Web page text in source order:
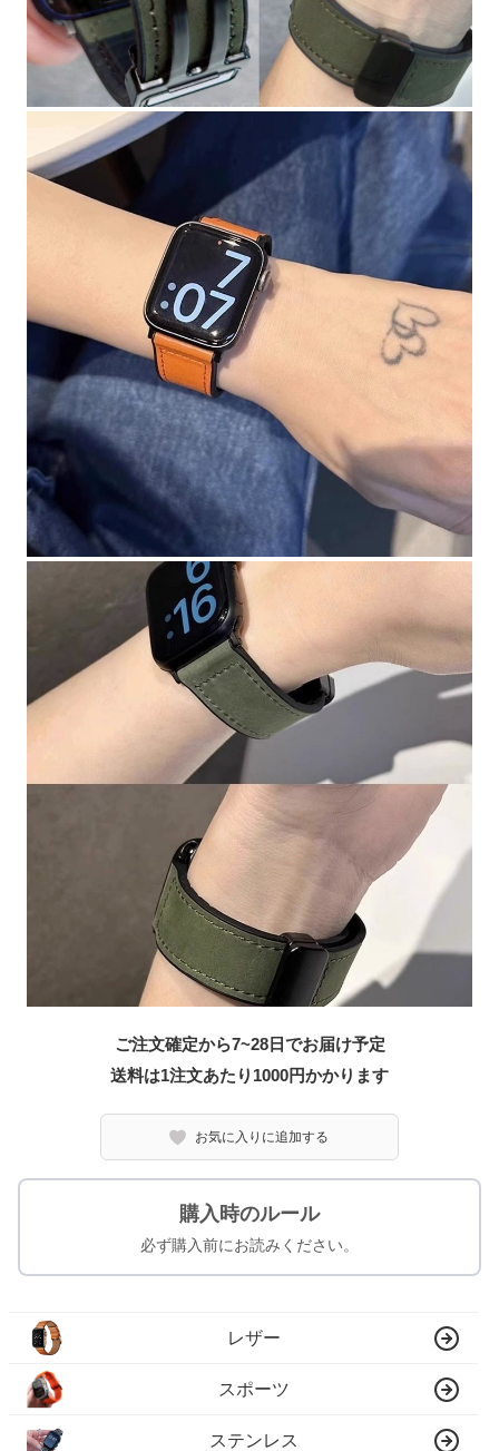
ご注文確定から7~28日でお届け予定
送料は1注文あたり 1000円かかります
お気に入りに追加する
購入時のルール
必ず購入前にお読みください。
レザー
スポーツ
ステンレス